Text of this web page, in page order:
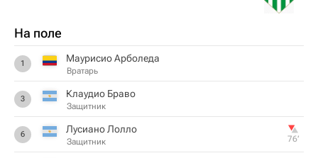
На поле
1 Маурисио Арболеда
Вратарь
3 Клаудио Браво
Защитник
6 Лусиано Лолло
Защитник 76‎’‎